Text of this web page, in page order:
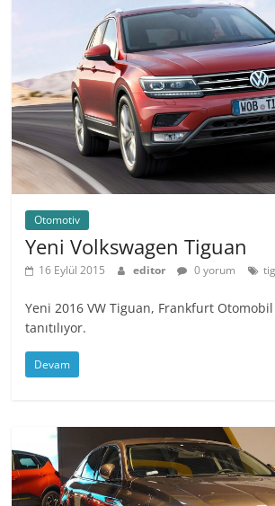
Otomotiv
Yeni Volkswagen Tiguan
16 Eylül 2015 editor 0 yorum
Yeni 2016 VW Tiguan, Frankfurt Otomobil
tanıtılıyor.
Devam